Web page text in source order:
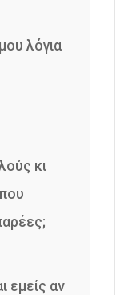
λόγια
κι
εμείς αν